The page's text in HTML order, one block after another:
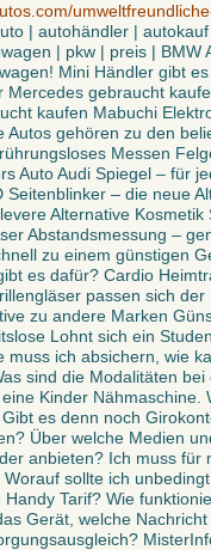
| autohändler |
| pkw | preis | BMW
Mini Händler gibt
Mercedes gebraucht
kaufen Mabuchi
Autos gehören zu den
Messen
Auto Audi Spiegel – für
Seitenblinker – die neue
Alternative
Abstandsmessung –
zu einem günstigen
es dafür? Cardio
passen sich
zu andere Marken
Lohnt sich ein
muss ich absichern, wie
sind die Modalitäten
Kinder Nähmaschine.
es denn noch
Über welche Medien
anbieten? Ich muss für
sollte ich
Tarif? Wie
Gerät, welche